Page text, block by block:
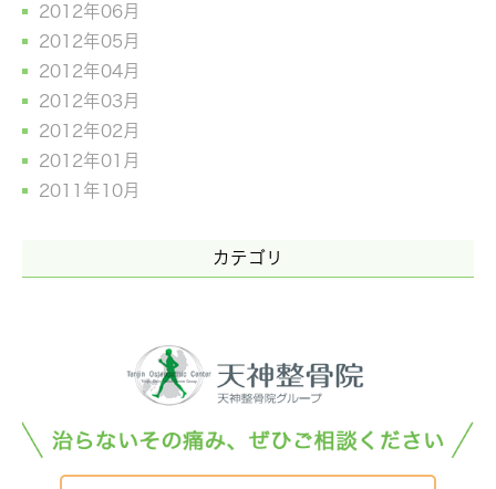
2012年06月
2012年05月
2012年04月
2012年03月
2012年02月
2012年01月
2011年10月
カテゴリ